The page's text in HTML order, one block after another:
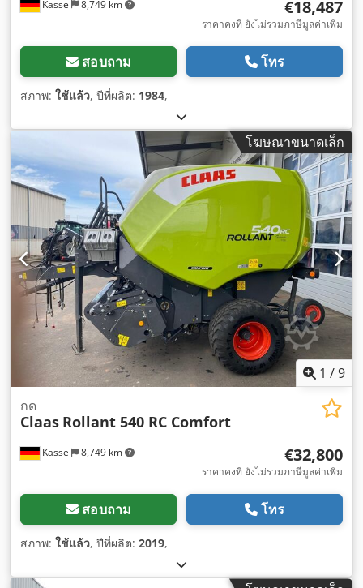
Kassel 8,749 km €18,487
ราคาคงที่ ยังไม่รวมภาษีมูลค่าเพิ่ม
สอบถาม โทร
สภาพ: ใช้แล้ว, ปีที่ผลิต: 1984,
โฆษณาขนาดเล็ก
1 /9
Kassel 8,749 km
กด
Claas Rollant 540 RC Comfort
€32,800
ราคาคงที่ ยังไม่รวมภาษีมูลค่าเพิ่ม
สอบถาม โทร
สภาพ: ใช้แล้ว, ปีที่ผลิต: 2019,